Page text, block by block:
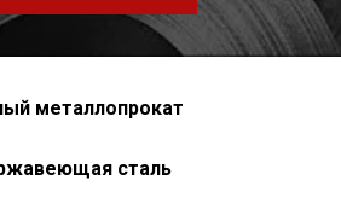
металлопрокат
сталь